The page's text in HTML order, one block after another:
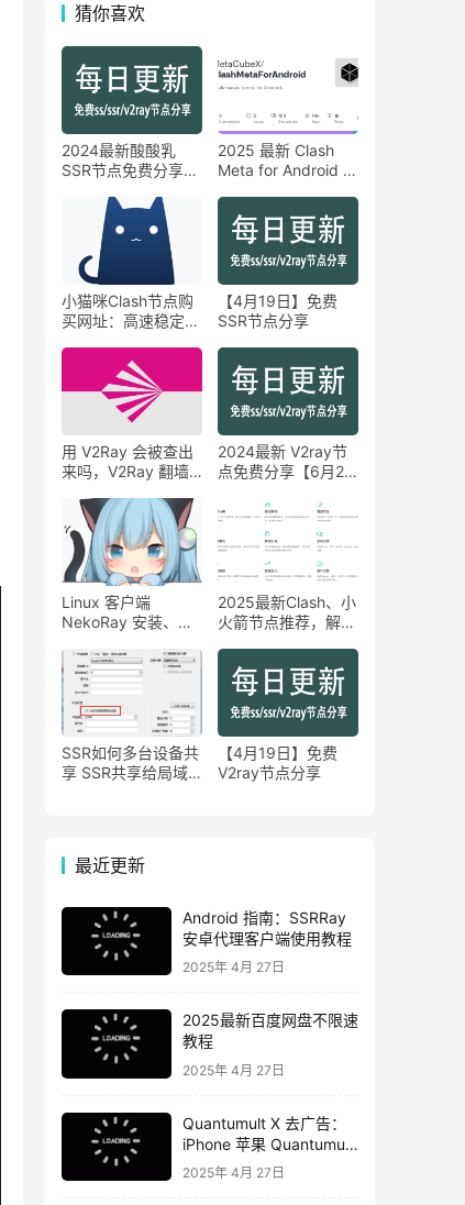
猜你喜欢
2024最新酸酸乳
SSR节点免费分享
2025 最新 Clash
Meta for Android 使
小猫咪Clash节点购
买网址：高速稳定的
【4月19日】免费
SSR节点分享
用 V2Ray 会被查出
来吗，V2Ray 翻墙
2024最新 V2ray节
点免费分享【6月29
Linux 客户端
NekoRay 安装、运
2025最新Clash、小
火箭节点推荐，解锁
SSR如何多台设备共
享 SSR共享给局域
【4月19日】免费
V2ray节点分享
最近更新
Android 指南：SSRRay
安卓代理客户端使用教程
2025年 4月 27日
2025最新百度网盘不限速
教程
2025年 4月 27日
Quantumult X 去广告：
iPhone 苹果 Quantumult
X 去广告教程
2025年 4月 27日